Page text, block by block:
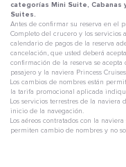
categorías Mini Suite, Cabanas
Suites.
Antes de confirmar su reserva en el
Completo del crucero y los servicios
calendario de pagos de la reserva
cancelación, que usted deberá
confirmación de la reserva se acepta
pasajero y la naviera Princess
Los cambios de nombres están
la tarifa promocional aplicada
Los servicios terrestres de la naviera
inicio de la navegación.
Los aéreos contratados con la
permiten cambio de nombres y no